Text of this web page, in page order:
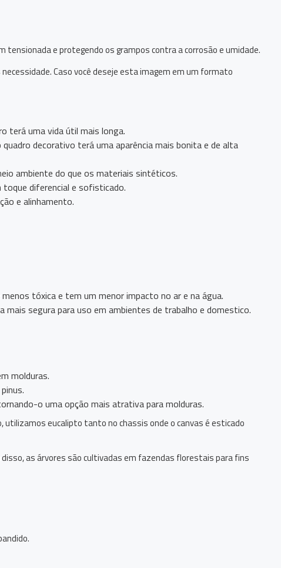
e protegendo os grampos contra a corrosão e umidade.
Caso você deseje esta imagem em um formato
terá uma vida útil mais longa.
decorativo terá uma aparência mais bonita e de alta
ambiente do que os materiais sintéticos.
toque diferencial e sofisticado.
e alinhamento.
tóxica e tem um menor impacto no ar e na água.
segura para uso em ambientes de trabalho e domestico.
molduras.
o uma opção mais atrativa para molduras.
eucalipto tanto no chassis onde o canvas é esticado
as árvores são cultivadas em fazendas florestais para fins